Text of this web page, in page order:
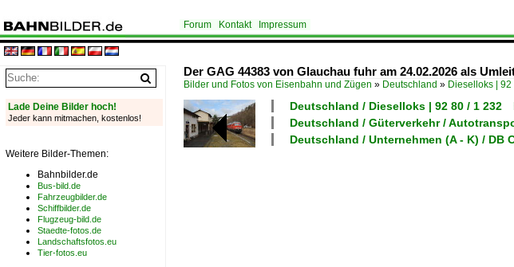
Forum Kontakt Impressum
Der GAG 44383 von Glauchau fuhr am 24.02.2026 als
Bilder und Fotos von Eisenbahn und Zügen » Deutschland » Dieselloks | 92
Deutschland / Dieselloks | 92 80 / 1
Deutschland / Güterverkehr /
Deutschland / Unternehmen (A - K) /
Lade Deine Bilder hoch!
Jeder kann mitmachen, kostenlos!
Weitere Bilder-Themen:
Bahnbilder.de
Bus-bild.de
Fahrzeugbilder.de
Schiffbilder.de
Flugzeug-bild.de
Staedte-fotos.de
Landschaftsfotos.eu
Tier-fotos.eu